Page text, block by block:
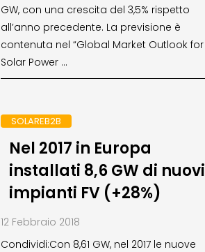
GW, con una crescita del 3,5% rispetto
all’anno precedente. La previsione è
contenuta nel “Global Market Outlook for
Solar Power …
SOLAREB2B
Nel 2017 in Europa
installati 8,6 GW di nuovi
impianti FV (+28%)
12 Febbraio 2018
Condividi:Con 8,61 GW, nel 2017 le nuove